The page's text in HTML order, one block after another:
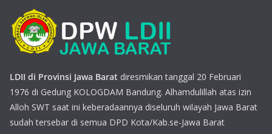
LDII di Provinsi Jawa Barat diresmikan tanggal 20 Februari
1976 di Gedung KOLOGDAM Bandung. Alhamdulillah atas izin
Alloh SWT saat ini keberadaannya diseluruh wilayah Jawa Barat
sudah tersebar di semua DPD Kota/Kab.se-Jawa Barat